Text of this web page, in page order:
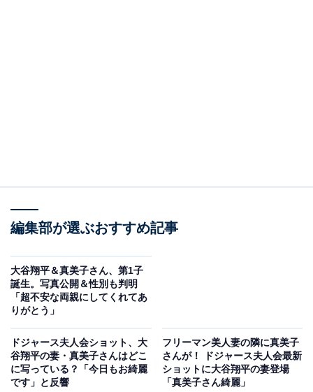
編集部が選ぶおすすめ記事
大谷翔平＆真美子さん、第1子
誕生。写真公開＆性別も判明
「超不安な両親にしてくれてあ
りがとう」
ドジャース夫人会ショット、大
谷翔平の妻・真美子さんはどこ
に写っている？「今日もお綺麗
です」と反響
フリーマン美人妻の隣に真美子
さんが！ ドジャース夫人会最新
ショットに大谷翔平の妻登場
「真美子さん綺麗」